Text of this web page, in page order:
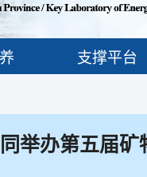
支撑平台
举办第五届